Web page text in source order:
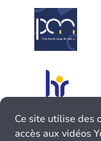
Ce site utilise des
accès aux vidéos